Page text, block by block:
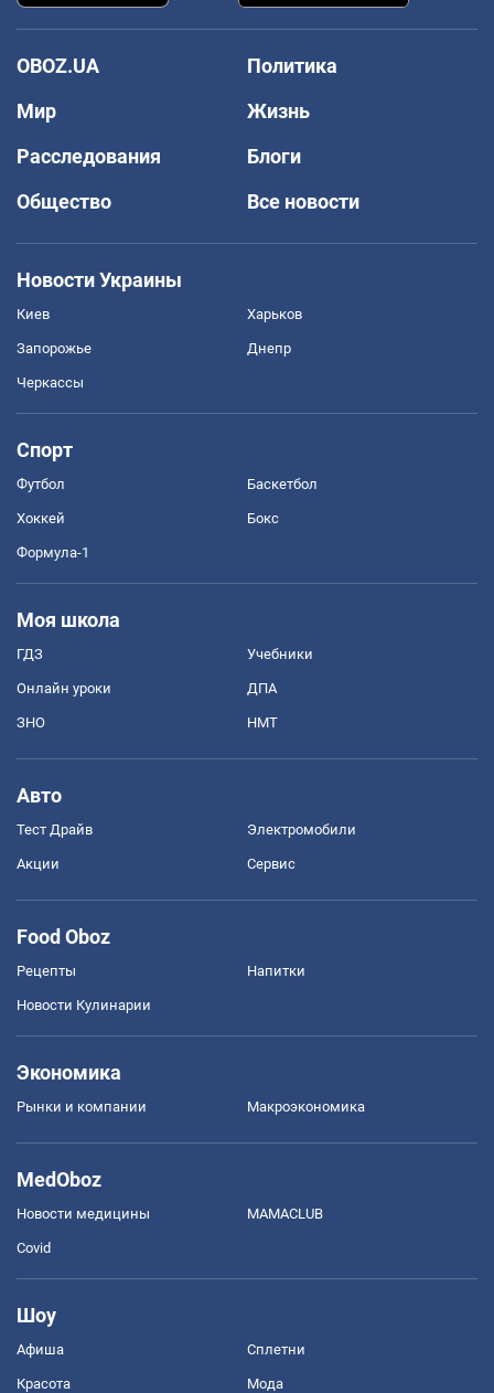
OBOZ.UA
Политика
Мир
Жизнь
Расследования
Блоги
Общество
Все новости
Новости Украины
Киев Харьков
Запорожье Днепр
Черкассы
Спорт
Футбол Баскетбол
Хоккей Бокс
Формула-1
Моя школа
ГДЗ Учебники
Онлайн уроки ДПА
ЗНО НМТ
Авто
Тест Драйв Электромобили
Акции Сервис
Food Oboz
Рецепты Напитки
Новости Кулинарии
Экономика
Рынки и компании Mакроэкономика
MedOboz
Новости медицины MAMACLUB
Covid
Шоу
Афиша Сплетни
Красота Мода